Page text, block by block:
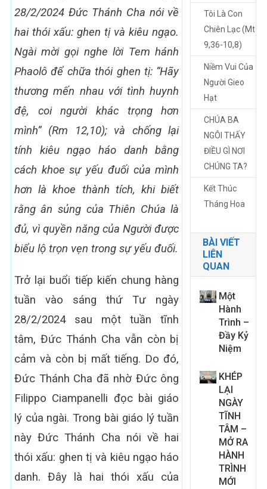
28/2/2024 Đức Thánh Cha nói về
hai thói xấu: ghen tị và kiêu ngạo.
Ngài mời gọi nghe lời Tem hánh
Phaolô để chữa thói ghen tị: “Hãy
thương mến nhau với tình huynh
đệ, coi người khác trọng hơn
mình” (Rm 12,10); và chống lại
tính kiêu ngạo háo danh bằng
cách khoe sự yếu đuối của mình
hơn là khoe thành tích, khi biết
rằng ân sủng của Thiên Chúa là
đủ, vì quyền năng của Người được
biểu lộ trọn vẹn trong sự yếu đuối.
Trở lại buổi tiếp kiến chung hàng
tuần vào sáng thứ Tư ngày
28/2/2024 sau một tuần tĩnh
tâm, Đức Thánh Cha vẫn còn bị
cảm và còn bị mất tiếng. Do đó,
Đức Thánh Cha đã nhờ Đức ông
Filippo Ciampanelli đọc bài giáo
lý của ngài. Trong bài giáo lý tuần
này Đức Thánh Cha nói về hai
thói xấu: ghen tị và kiêu ngạo háo
danh. Đây là hai thói xấu của
Tôi Là Con
Chiên Lạc (Mt
9,36-10,8)
Niềm Vui Của
Người Gieo
Hạt
CHÚA BA
NGÔI THẤY
ĐIỀU GÌ NƠI
CHÚNG TA?
Kết Thúc
Tháng Hoa
BÀI VIẾT
LIÊN
QUAN
Một
Hành
Trình –
Đầy Kỷ
Niệm
KHÉP
LẠI
NGÀY
TĨNH
TÂM –
MỞ RA
HÀNH
TRÌNH
MỚI